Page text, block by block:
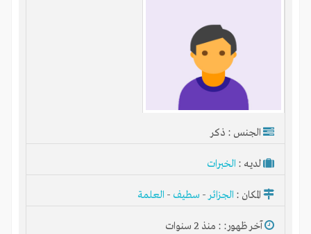
الجنس : ذكر
لديـه : الخبرات
المكان : الجزائر- سطيف - العلمة
آخر ظهور: : منذ 2 سنوات